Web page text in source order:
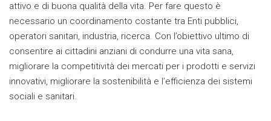
attivo e di buona qualità della vita. Per fare questo è
necessario un coordinamento costante tra Enti pubblici,
operatori sanitari, industria, ricerca. Con l’obiettivo ultimo di
consentire ai cittadini anziani di condurre una vita sana,
migliorare la competitività dei mercati per i prodotti e servizi
innovativi, migliorare la sostenibilità e l’efficienza dei sistemi
sociali e sanitari.